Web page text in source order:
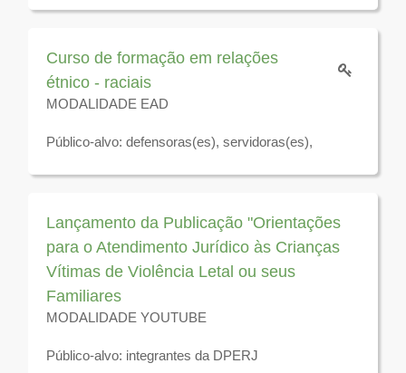
Disponível para visualização até 31 de dezembro de
Curso de formação em relações
étnico - raciais
MODALIDADE EAD
Público-alvo: defensoras(es), servidoras(es),
Pública do Estado do Rio de Janeiro.
Para acessar como visitante cliqueaqui.
Disponível para visualização até 31 de dezembro de
2026
Lançamento da Publicação "Orientações
para o Atendimento Jurídico às Crianças
Vítimas de Violência Letal ou seus
Familiares
MODALIDADE YOUTUBE
Público-alvo: integrantes da DPERJ